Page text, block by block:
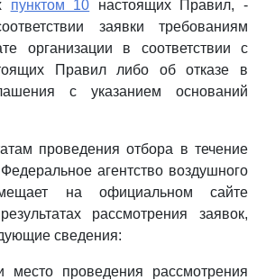
пунктом 10 настоящих Правил, -
заявки требованиям
организации в соответствии с
Правил либо об отказе в
с указанием оснований
проведения отбора в течение
агентство воздушного
на официальном сайте
рассмотрения заявок,
сведения:
проведения рассмотрения